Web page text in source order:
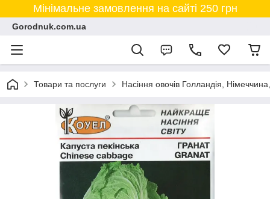
Мінімальне замовлення на сайті 250 грн
Gorodnuk.com.ua
Товари та послуги Насіння овочів Голландія, Німеччина,